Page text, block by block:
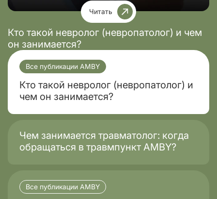
Читать
Кто такой невролог (невропатолог) и чем
он занимается?
Все публикации AMBY
Кто такой невролог (невропатолог) и
чем он занимается?
Чем занимается травматолог: когда
обращаться в травмпункт AMBY?
Все публикации AMBY